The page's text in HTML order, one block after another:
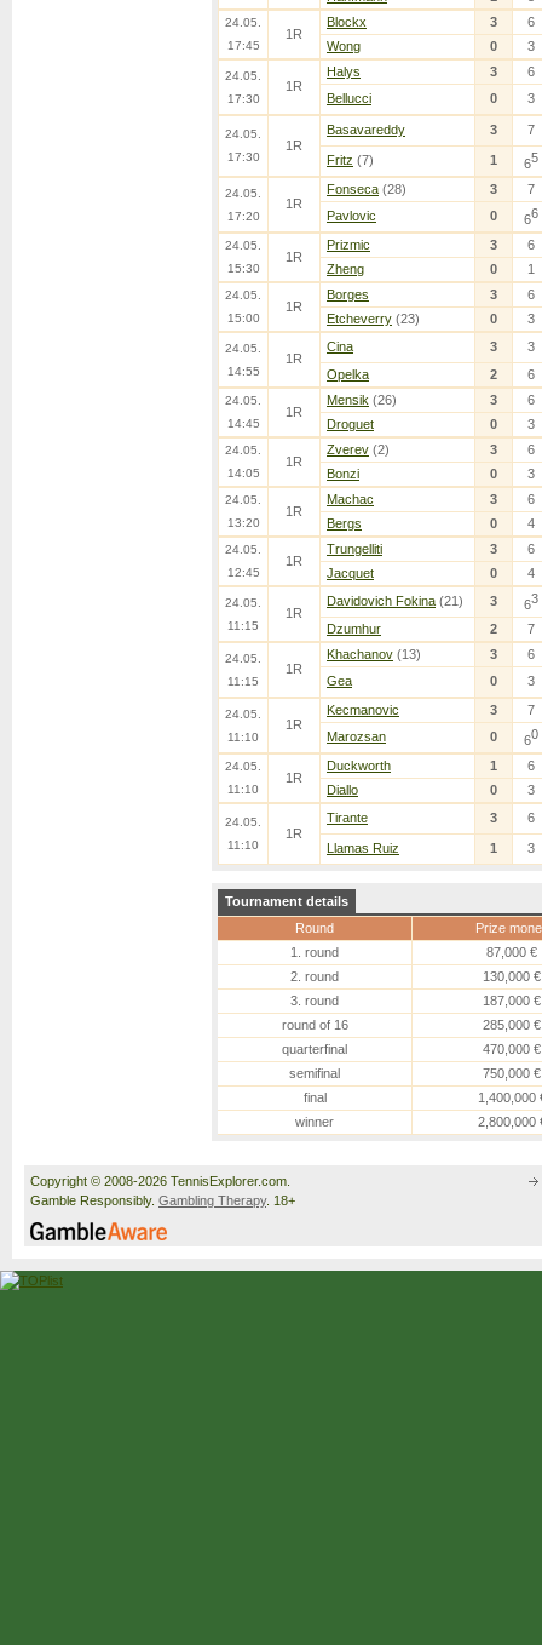
24.05.
17:45
1R
Blockx 3
6
Wong
0 3
24.05.
17:30
1R
Halys 3
6
Bellucci
0 3
24.05.
17:30
1R
Basavareddy 3 7
Fritz (7) 1 65
24.05.
17:20
1R
Fonseca (28) 3
7
Pavlovic
0 66
24.05.
15:30
1R
Prizmic 3
6
Zheng
0 1
24.05.
15:00
1R
Borges 3
6
Etcheverry (23) 0 3
24.05.
14:55
1R
Cina 3
3
Opelka
2 6
24.05.
14:45
1R
Mensik (26) 3
6
Droguet
0 3
24.05.
14:05
1R
Zverev (2) 3
6
Bonzi
0 3
24.05.
13:20
1R
Machac 3
6
Bergs
0 4
24.05.
12:45
1R
Trungelliti 3
6
Jacquet
0 4
24.05.
11:15
1R
Davidovich Fokina (21) 3 63
Dzumhur 2 7
24.05.
11:15
1R
Khachanov (13) 3
6
Gea
0 3
24.05.
11:10
1R
Kecmanovic 3
7
Marozsan
0 60
24.05.
11:10
1R
Duckworth 1
6
Diallo
0 3
24.05.
11:10
1R
Tirante 3 6
Llamas Ruiz 1 3
Tournament details
Round
Prize
1. round
87,000 €
2. round
130,000 €
3. round
187,000 €
round of 16
285,000 €
quarterfinal
470,000 €
semifinal
750,000 €
final
1,400,000
winner
2,800,000
Copyright © 2008-2026 TennisExplorer.com.
Gamble Responsibly. Gambling Therapy. 18+